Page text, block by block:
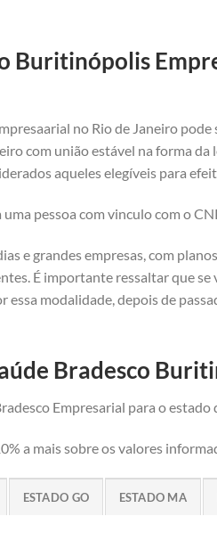
Buritinópolis
no Rio de Janeiro
com união estável na forma
aqueles elegíveis para
pessoa com vinculo com o
e grandes empresas, com
É importante ressaltar que se
modalidade, depois de
Bradesco
Empresarial para o estado
a mais sobre os valores
ESTADO GO ESTADO MA